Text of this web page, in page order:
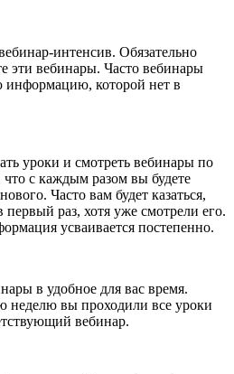
интенсив. Обязательно
эти вебинары. Часто вебинары
информацию, которой нет в
уроки и смотреть вебинары по
что с каждым разом вы будете
Часто вам будет казаться,
раз, хотя уже смотрели его.
усваивается постепенно.
в удобное для вас время.
неделю вы проходили все уроки
вебинар.